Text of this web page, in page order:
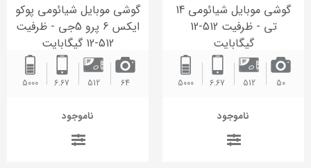
گوشی موبایل شیائومی 14
تی - ظرفیت 512-12
گیگابایت
50
512
6.67
5000
ناموجود
گوشی موبایل شیائومی پوکو
ایکس 6 پرو 5جی - ظرفیت
512-12 گیگابایت
64
512
6.67
5000
ناموجود